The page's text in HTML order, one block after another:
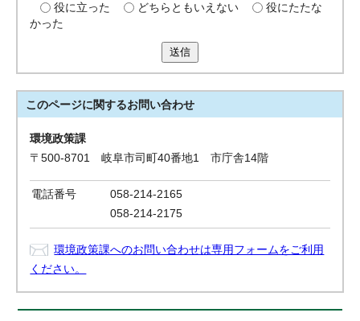
役に立った
どちらともいえない
役にたたな
かった
送信
このページに関するお問い合わせ
環境政策課
〒500-8701 岐阜市司町40番地1 市庁舎14階
電話番号
058-214-2165
058-214-2175
環境政策課へのお問い合わせは専用フォームをご利用
ください。